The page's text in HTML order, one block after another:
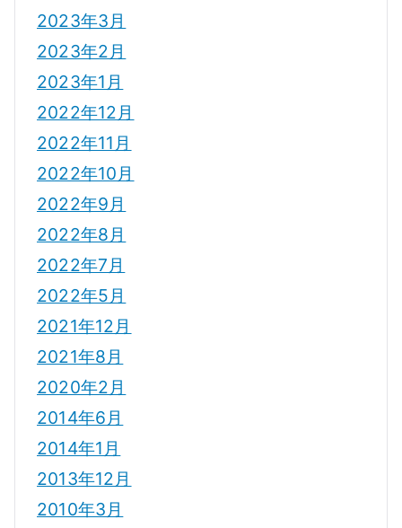
2023年3月
2023年2月
2023年1月
2022年12月
2022年11月
2022年10月
2022年9月
2022年8月
2022年7月
2022年5月
2021年12月
2021年8月
2020年2月
2014年6月
2014年1月
2013年12月
2010年3月